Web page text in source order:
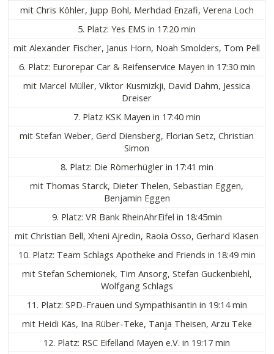
mit Chris Köhler, Jupp Bohl, Merhdad Enzafi, Verena Loch
5. Platz: Yes EMS in 17:20 min
mit Alexander Fischer, Janus Horn, Noah Smolders, Tom Pell
6. Platz: Eurorepar Car & Reifenservice Mayen in 17:30 min
mit Marcel Müller, Viktor Kusmizkji, David Dahm, Jessica
Dreiser
7. Platz KSK Mayen in 17:40 min
mit Stefan Weber, Gerd Diensberg, Florian Setz, Christian
Simon
8. Platz: Die Römerhügler in 17:41 min
mit Thomas Starck, Dieter Thelen, Sebastian Eggen,
Benjamin Eggen
9. Platz: VR Bank RheinAhrEifel in 18:45min
mit Christian Bell, Xheni Ajredin, Raoia Osso, Gerhard Klasen
10. Platz: Team Schlags Apotheke and Friends in 18:49 min
mit Stefan Schemionek, Tim Ansorg, Stefan Guckenbiehl,
Wolfgang Schlags
11. Platz: SPD-Frauen und Sympathisantin in 19:14 min
mit Heidi Käs, Ina Rüber-Teke, Tanja Theisen, Arzu Teke
12. Platz: RSC Eifelland Mayen e.V. in 19:17 min